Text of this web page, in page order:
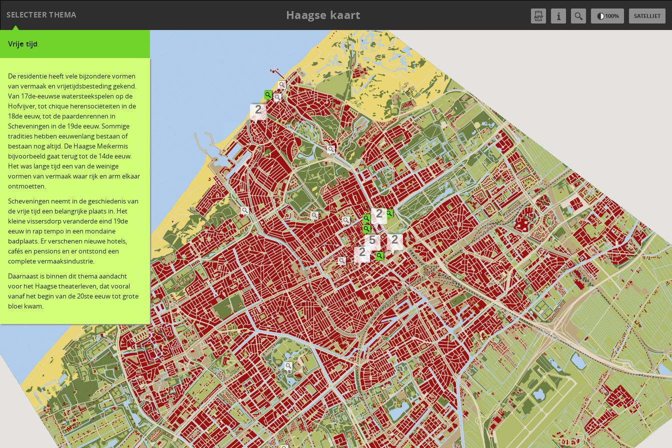
SELECTEER THEMA Haagse kaart SATELLIET
100%
Vrije tijd
De residentie heeft vele bijzondere vormen
van vermaak en vrijetijdsbesteding gekend.
Van 17de-eeuwse watersteekspelen op de
Hofvijver, tot chique herensociëteiten in de
18de eeuw, tot de paardenrennen in
Scheveningen in de 19de eeuw. Sommige
tradities hebben eeuwenlang bestaan of
bestaan nog altijd. De Haagse Meikermis
bijvoorbeeld gaat terug tot de 14de eeuw.
Het was lange tijd een van de weinige
vormen van vermaak waar rijk en arm elkaar
ontmoetten.
Scheveningen neemt in de geschiedenis van
de vrije tijd een belangrijke plaats in. Het
kleine vissersdorp veranderde eind 19de
eeuw in rap tempo in een mondaine
badplaats. Er verschenen nieuwe hotels,
cafés en pensions en er ontstond een
complete vermaaksindustrie.
Daarnaast is binnen dit thema aandacht
voor het Haagse theaterleven, dat vooral
vanaf het begin van de 20ste eeuw tot grote
bloei kwam.
2
2
2
5
2